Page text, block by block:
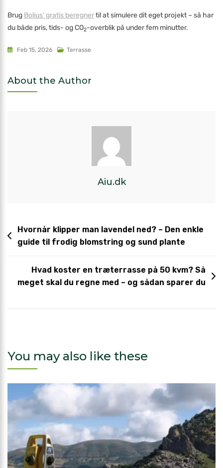
Brug Bolius’ gratis beregnertil at simulere dit eget projekt – så har
du både pris, tids- og CO2-overblik på under fem minutter.
Feb 15, 2026 Terrasse
About the Author
Aiu.dk
Hvornår klipper man lavendel ned? – Den enkle
guide til frodig blomstring og sund plante
Hvad koster en træterrasse på 50 kvm? Så
meget skal du regne med – og sådan sparer du
You may also like these